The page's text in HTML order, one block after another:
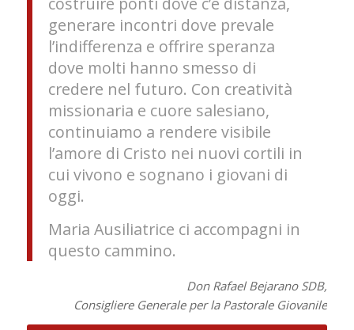
generare incontri dove prevale
l’indifferenza e offrire speranza
dove molti hanno smesso di
credere nel futuro. Con creatività
missionaria e cuore salesiano,
continuiamo a rendere visibile
l’amore di Cristo nei nuovi cortili in
cui vivono e sognano i giovani di
oggi.
Maria Ausiliatrice ci accompagni in
questo cammino.
Don Rafael Bejarano SDB,
Consigliere Generale per la Pastorale Giovanile